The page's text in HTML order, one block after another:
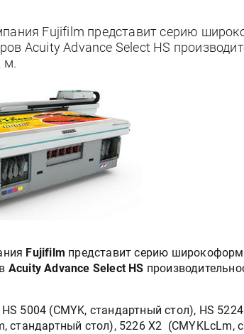
Fujifilm представит серию
Acuity Advance Select HS
м.
Fujifilm представит серию
Acuity Advance Select HS
5004 (CMYK, стандартный стол), HS
стандартный стол), 5226 X2 (CMYKLcLm,